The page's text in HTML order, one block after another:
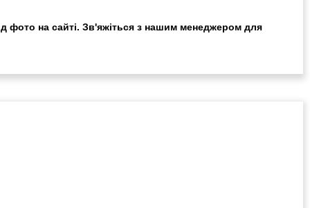
фото на сайті. Зв'яжіться з нашим менеджером для